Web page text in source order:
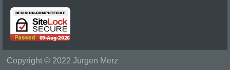
Copyright © 2022 Jürgen Merz